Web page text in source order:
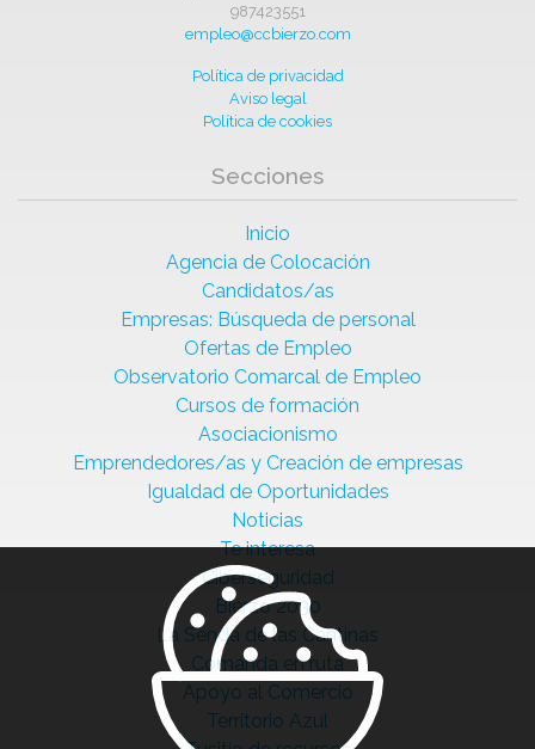
987423551
empleo@ccbierzo.com
Política de privacidad
Aviso legal
Política de cookies
Secciones
Inicio
Agencia de Colocación
Candidatos/as
Empresas: Búsqueda de personal
Ofertas de Empleo
Observatorio Comarcal de Empleo
Cursos de formación
Asociacionismo
Emprendedores/as y Creación de empresas
Igualdad de Oportunidades
Noticias
Te interesa
Ciberseguridad
Bierzo 2030
La Senda de las Cantinas
Comanda en ruta
Apoyo al Comercio
Territorio Azul